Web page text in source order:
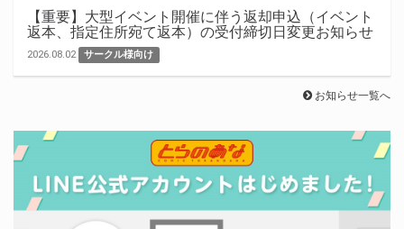
【重要】大型イベント開催に伴う返却申込（イベント
返本、指定住所宛て返本）の受付締切日変更お知らせ
2026.08.02 サークル様向け
お知らせ一覧へ